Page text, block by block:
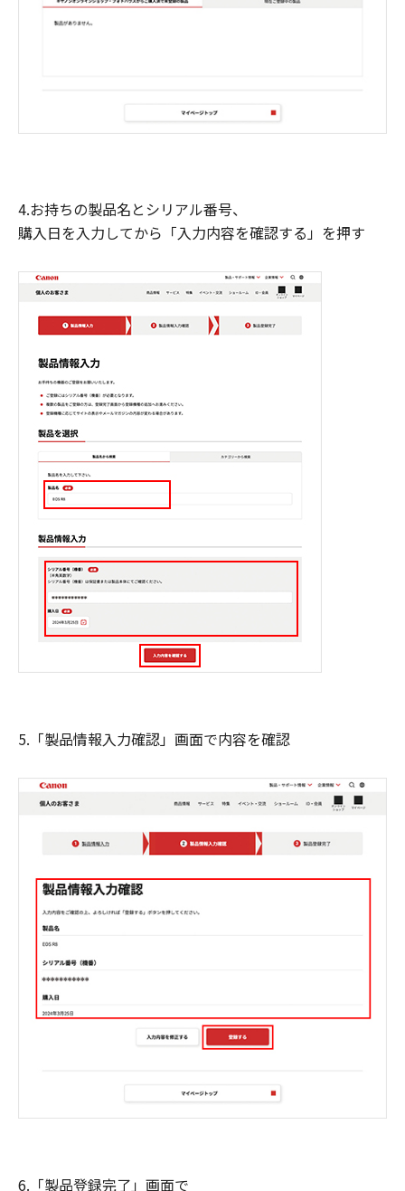
4.お持ちの製品名とシリアル番号、
購入日を入力してから「入力内容を確認する」を押す
5.「製品情報入力確認」画面で内容を確認
6.「製品登録完了」画面で